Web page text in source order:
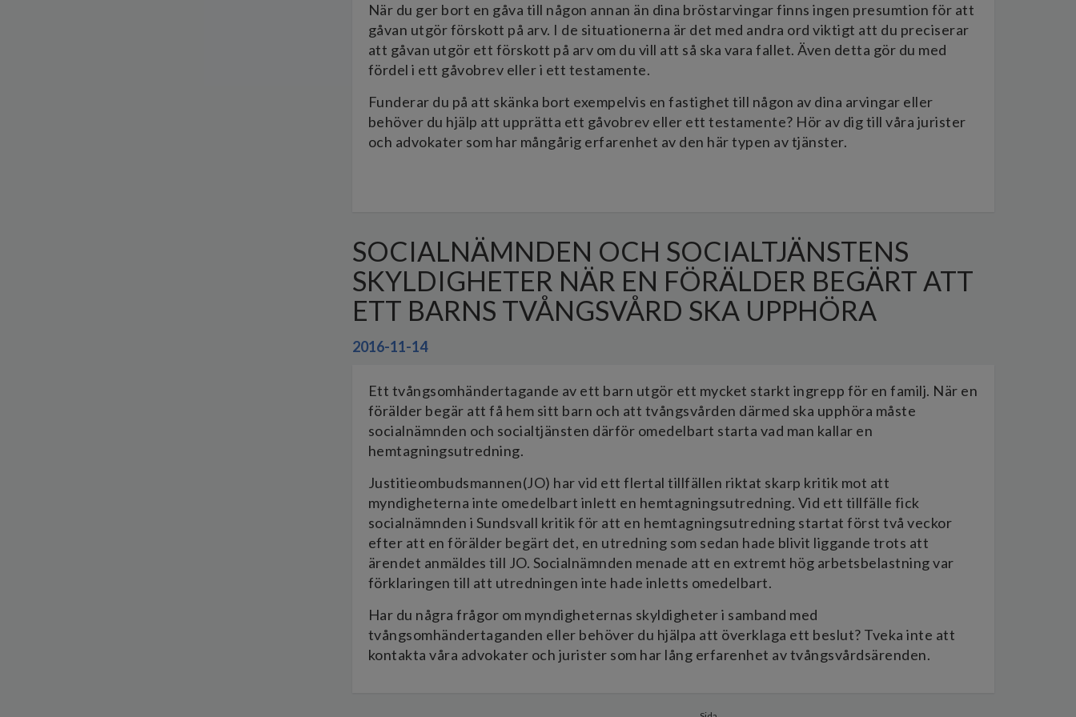
När du ger bort en gåva till någon annan än dina bröstarvingar finns ingen presumtion för att
gåvan utgör förskott på arv. I de situationerna är det med andra ord viktigt att du preciserar
att gåvan utgör ett förskott på arv om du vill att så ska vara fallet. Även detta gör du med
fördel i ett gåvobrev eller i ett testamente.
Funderar du på att skänka bort exempelvis en fastighet till någon av dina arvingar eller
behöver du hjälp att upprätta ett gåvobrev eller ett testamente? Hör av dig till våra jurister
och advokater som har mångårig erfarenhet av den här typen av tjänster.
SOCIALNÄMNDEN OCH SOCIALTJÄNSTENS
SKYLDIGHETER NÄR EN FÖRÄLDER BEGÄRT ATT
ETT BARNS TVÅNGSVÅRD SKA UPPHÖRA
2016-11-14
Ett tvångsomhändertagande av ett barn utgör ett mycket starkt ingrepp för en familj. När en
förälder begär att få hem sitt barn och att tvångsvården därmed ska upphöra måste
socialnämnden och socialtjänsten därför omedelbart starta vad man kallar en
hemtagningsutredning.
Justitieombudsmannen(JO) har vid ett flertal tillfällen riktat skarp kritik mot att
myndigheterna inte omedelbart inlett en hemtagningsutredning. Vid ett tillfälle fick
socialnämnden i Sundsvall kritik för att en hemtagningsutredning startat först två veckor
efter att en förälder begärt det, en utredning som sedan hade blivit liggande trots att
ärendet anmäldes till JO. Socialnämnden menade att en extremt hög arbetsbelastning var
förklaringen till att utredningen inte hade inletts omedelbart.
Har du några frågor om myndigheternas skyldigheter i samband med
tvångsomhändertaganden eller behöver du hjälpa att överklaga ett beslut? Tveka inte att
kontakta våra advokater och jurister som har lång erfarenhet av tvångsvårdsärenden.